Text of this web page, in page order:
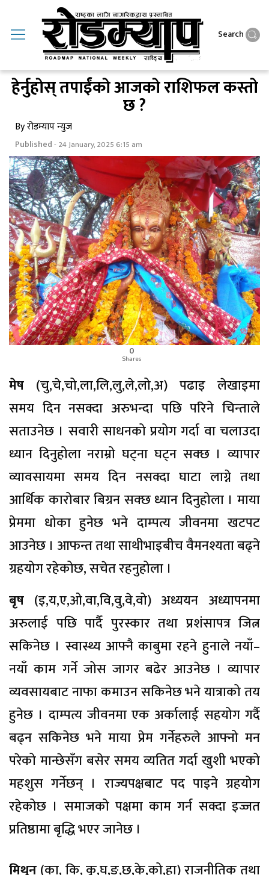
Search
हेर्नुहाेस् तपाईंकाे आजकाे राशिफल कस्ताे
छ ?
By रोडम्याप न्युज
Published- 24 January, 2025 6:15 am
0
Shares
मेष (चु,चे,चो,ला,लि,लु,ले,लो,अ) पढाइ लेखाइमा
समय दिन नसक्दा अरुभन्दा पछि परिने चिन्ताले
सताउनेछ । सवारी साधनको प्रयोग गर्दा वा चलाउदा
ध्यान दिनुहोला नराम्रो घट्ना घट्न सक्छ । व्यापार
व्यावसायमा समय दिन नसक्दा घाटा लाग्ने तथा
आर्थिक कारोबार बिग्रन सक्छ ध्यान दिनुहोला । माया
प्रेममा धोका हुनेछ भने दाम्पत्य जीवनमा खटपट
आउनेछ । आफन्त तथा साथीभाइबीच वैमनश्यता बढ्ने
ग्रहयोग रहेकोछ, सचेत रहनुहोला ।
बृष (इ,य,ए,ओ,वा,वि,वु,वे,वो) अध्ययन अध्यापनमा
अरुलाई पछि पार्दै पुरस्कार तथा प्रशंसापत्र जित्न
सकिनेछ । स्वास्थ्य आफ्नै काबुमा रहने हुनाले नयाँ–
नयाँ काम गर्ने जोस जागर बढेर आउनेछ । व्यापार
व्यवसायबाट नाफा कमाउन सकिनेछ भने यात्राको तय
हुनेछ । दाम्पत्य जीवनमा एक अर्कालाई सहयोग गर्दै
बढ्न सकिनेछ भने माया प्रेम गर्नेहरुले आफ्नो मन
परेको मान्छेसँग बसेर समय व्यतित गर्दा खुशी भएको
महशुस गर्नेछन् । राज्यपक्षबाट पद पाइने ग्रहयोग
रहेकोछ । समाजको पक्षमा काम गर्न सक्दा इज्जत
प्रतिष्ठामा बृद्धि भएर जानेछ ।
मिथुन(का, कि, कू,घ,ङ,छ,के,को,हा) राजनीतिक तथा